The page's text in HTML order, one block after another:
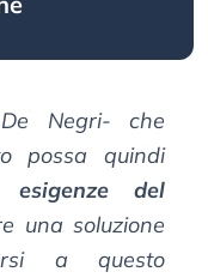
De Negri- che
possa quindi
esigenze del
una soluzione
a questo